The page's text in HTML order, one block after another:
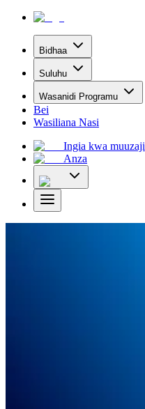
Bidhaa
Suluhu
Wasanidi Programu
Bei
Wasiliana Nasi
Ingia kwa muuzaji
Anza